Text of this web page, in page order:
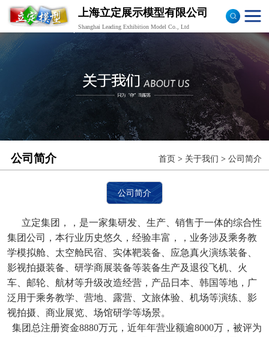
上海立定展示模型有限公司
Shanghai Leading Exhibition Model Co., Ltd
公司简介 首页 > 关于我们 > 公司简介
公司简介
立定集团，，是一家集研发、生产、销售于一体的综合性
集团公司，本行业历史悠久，经验丰富，，业务涉及乘务教
学模拟舱、太空舱民宿、实体靶装备、应急真火演练装备、
影视拍摄装备、研学商展装备等装备生产及退役飞机、火
车、邮轮、航材等升级改造经营，产品日本、韩国等地，广
泛用于乘务教学、营地、露营、文旅体验、机场等演练、影
视拍摄、商业展览、场馆研学等场景。
集团总注册资金8880万元，近年年营业额逾8000万，被评为
飞机头航空模拟舱
高铁车厢模拟舱
地铁车厢模拟舱
海事船舶模型
飞机训练模型